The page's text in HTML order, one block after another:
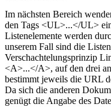
Im nächsten Bereich
den Tags <UL>...</UL>
Listenelemente werden
unserem Fall sind die
Verschachtelungsprinzip
<A>...</A>, auf den drei
bestimmt jeweils die URL
Da sich die anderen
genügt die Angabe des